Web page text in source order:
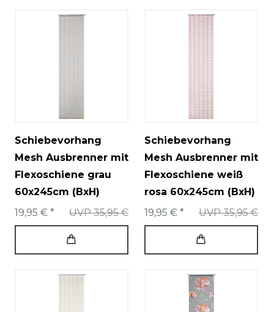
Schiebevorhang
Mesh Ausbrenner mit
Flexoschiene grau
60x245cm (BxH)
UVP 35,95 €
19,95 € *
Schiebevorhang
Mesh Ausbrenner mit
Flexoschiene weiß
rosa 60x245cm (BxH)
UVP 35,95 €
19,95 € *